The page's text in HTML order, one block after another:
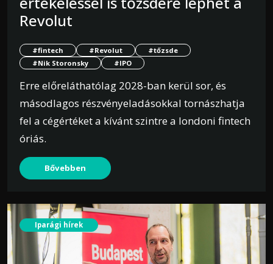
Revolut
#fintech #Revolut
#tőzsde
#Nik Storonsky
#IPO
Erre előreláthatólag 2028-ban kerül sor, és
másodlagos részvényeladásokkal tornászhatja
fel a cégértéket a kívánt szintre a londoni fintech
óriás.
Bővebben
Iparági hírek